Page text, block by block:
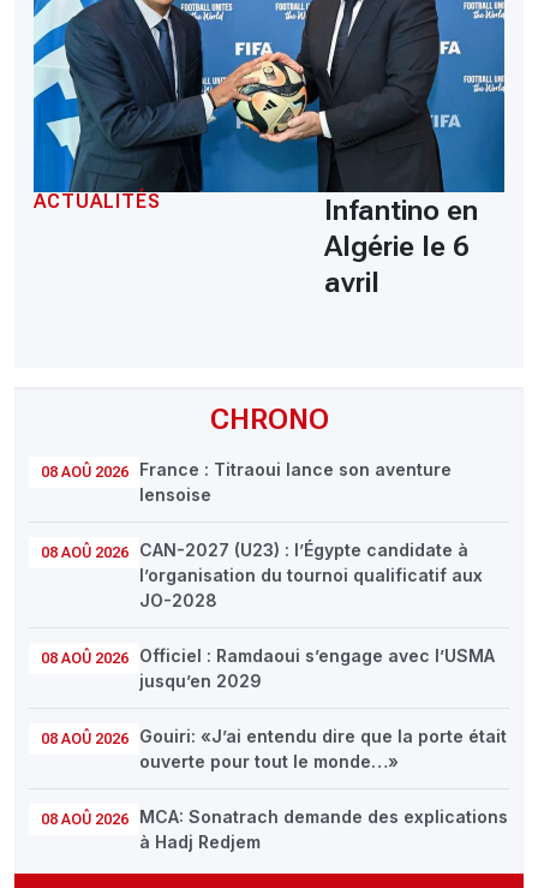
CHRONO
08 AOÛ 2026
France : Titraoui lance son aventure
lensoise
08 AOÛ 2026
CAN-2027 (U23) : l’Égypte candidate à
l’organisation du tournoi qualificatif aux
JO-2028
08 AOÛ 2026
Officiel : Ramdaoui s’engage avec l’USMA
jusqu’en 2029
08 AOÛ 2026
Gouiri: «J’ai entendu dire que la porte était
ouverte pour tout le monde…»
08 AOÛ 2026
MCA: Sonatrach demande des explications
à Hadj Redjem
ACTUALITÉS
Infantino en
Algérie le 6
avril